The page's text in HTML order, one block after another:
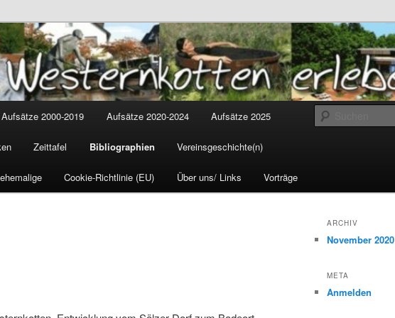
Aufsätze 2000-2019 Aufsätze 2020-2024 Aufsätze 2025
Zeittafel Bibliographien Vereinsgeschichte(n)
Cookie-Richtlinie (EU) Über uns/ Links Vorträge
ARCHIV
November 2020
META
Anmelden